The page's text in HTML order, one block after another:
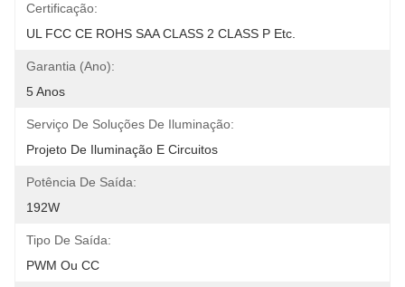
Certificação:
UL FCC CE ROHS SAA CLASS 2 CLASS P Etc.
Garantia (Ano):
5 Anos
Serviço De Soluções De Iluminação:
Projeto De Iluminação E Circuitos
Potência De Saída:
192W
Tipo De Saída:
PWM Ou CC